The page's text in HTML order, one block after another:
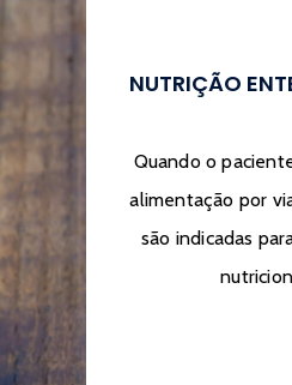
NUTRIÇÃO
Quando o
alimentação por
são indicadas